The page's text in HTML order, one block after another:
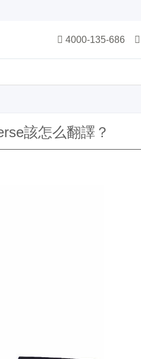
4000-135-686
該怎么翻譯？